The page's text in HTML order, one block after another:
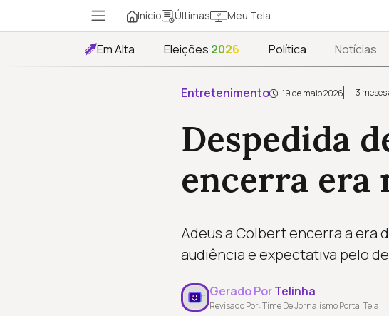
Início Últimas Meu Tela
Em Alta Eleições 2026 Política Notícias
Entretenimento 19 de maio 2026 3
Despedida
encerra era
Adeus a Colbert encerra a era
audiência e expectativa pelo
Gerado PorTelinha
Revisado Por: Time De Jornalismo Portal Tela